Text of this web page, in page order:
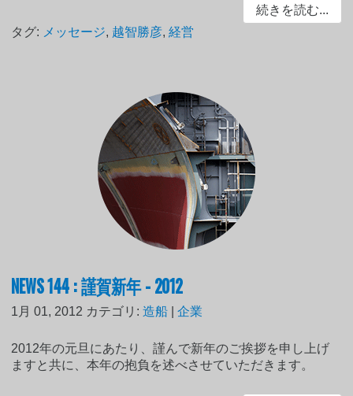
続きを読む...
タグ: メッセージ, 越智勝彦,経営
NEWS 144 : 謹賀新年 - 2012
1月 01, 2012 カテゴリ:造船 |企業
2012年の元旦にあたり、謹んで新年のご挨拶を申し上げ
ますと共に、本年の抱負を述べさせていただきます。